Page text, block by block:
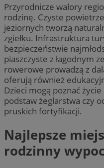
Przyrodnicze walory
rodzinę. Czyste
jeziornych tworzą
zgiełku. Infrastruktura
bezpieczeństwie
piaszczyste z łagodnym
rowerowe prowadzą z
oferują również
Dzieci mogą poznać
podstaw żeglarstwa czy
pruskich fortyfikacji.
Najlepsze
rodzinny